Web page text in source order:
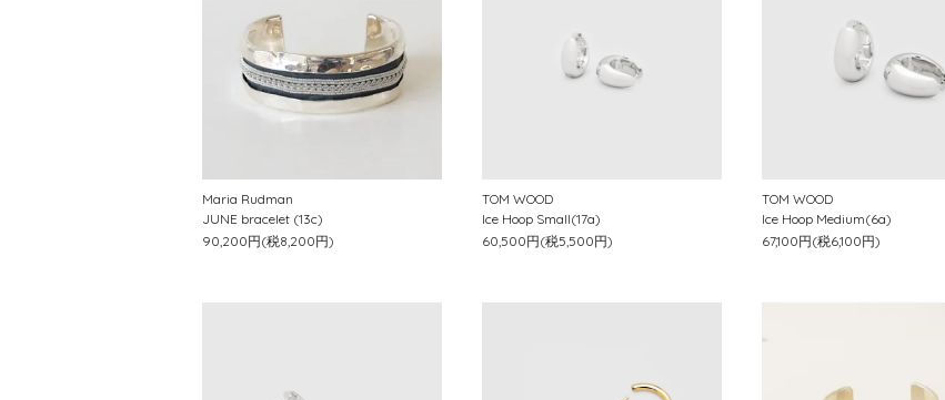
Maria Rudman
JUNE bracelet (13c)
90,200円(税8,200円)
TOM WOOD
Ice Hoop Small(17a)
60,500円(税5,500円)
TOM WOOD
Ice Hoop Medium(6a)
67,100円(税6,100円)